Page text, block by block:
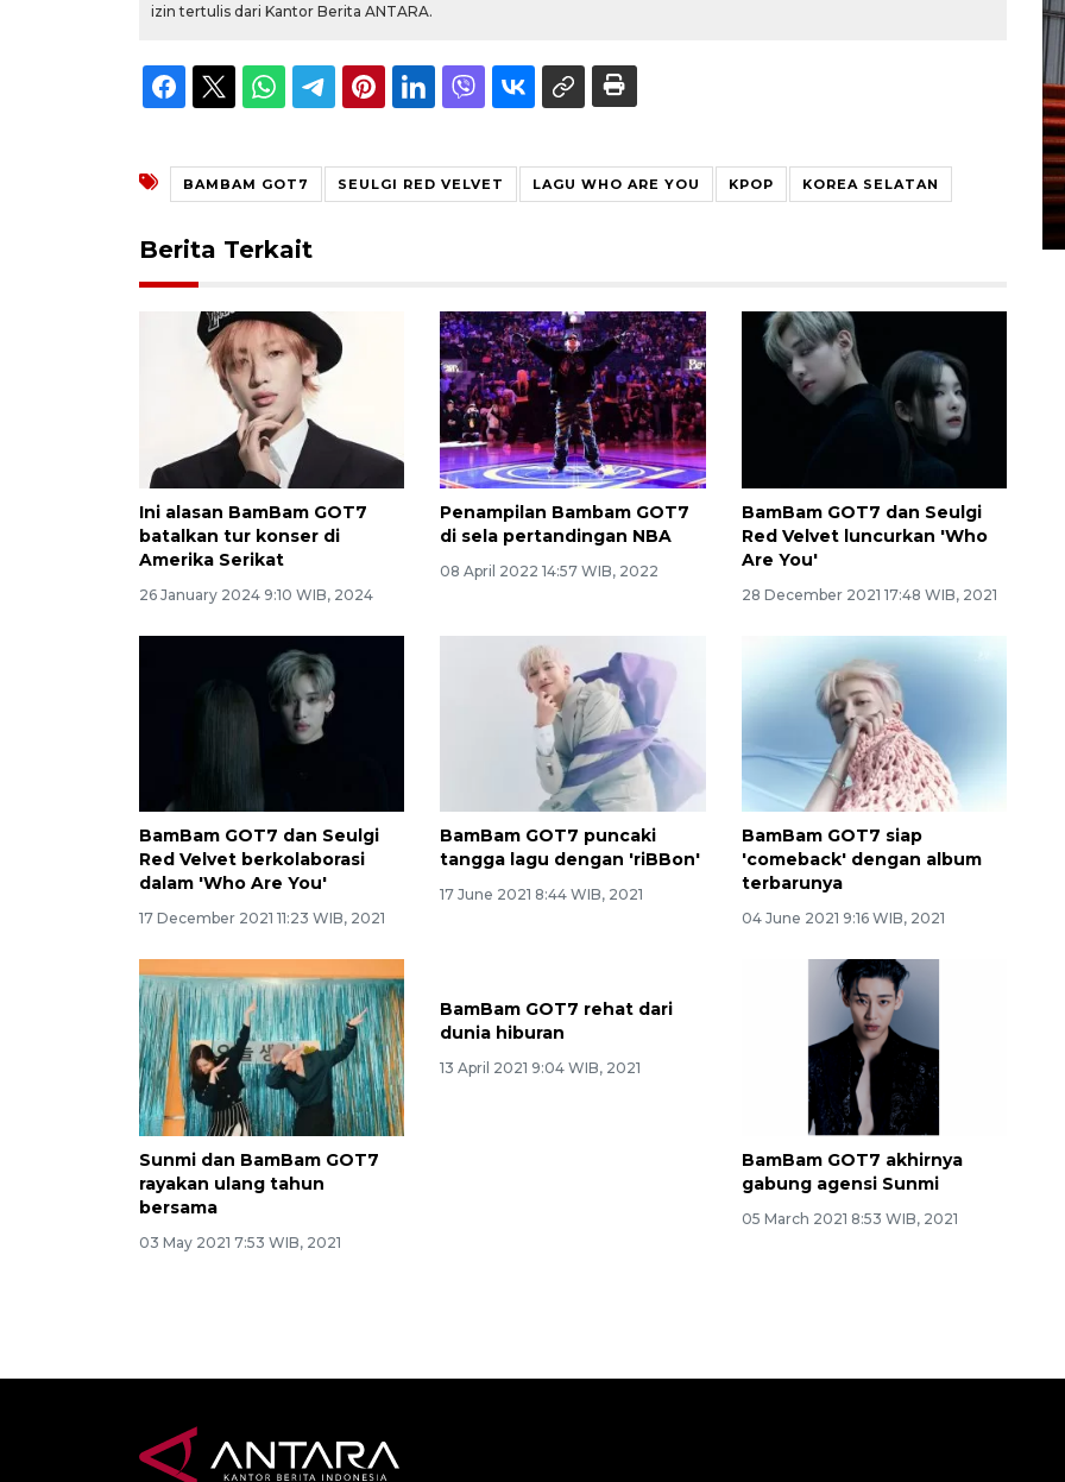
izin tertulis dari Kantor Berita ANTARA.
BAMBAM GOT7 SEULGI RED VELVET LAGU WHO ARE YOU KPOP KOREA SELATAN
Berita Terkait
Ini alasan BamBam GOT7
batalkan tur konser di
Amerika Serikat
26 January 2024 9:10 WIB, 2024
Penampilan Bambam GOT7
di sela pertandingan NBA
08 April 2022 14:57 WIB, 2022
BamBam GOT7 dan Seulgi
Red Velvet luncurkan 'Who
Are You'
28 December 2021 17:48 WIB, 2021
BamBam GOT7 dan Seulgi
Red Velvet berkolaborasi
dalam 'Who Are You'
17 December 2021 11:23 WIB, 2021
BamBam GOT7 puncaki
tangga lagu dengan 'riBBon'
17 June 2021 8:44 WIB, 2021
BamBam GOT7 siap
'comeback' dengan album
terbarunya
04 June 2021 9:16 WIB, 2021
Sunmi dan BamBam GOT7
rayakan ulang tahun
bersama
03 May 2021 7:53 WIB, 2021
BamBam GOT7 rehat dari
dunia hiburan
13 April 2021 9:04 WIB, 2021
BamBam GOT7 akhirnya
gabung agensi Sunmi
05 March 2021 8:53 WIB, 2021
kemarau di Kalimantan
Tengah